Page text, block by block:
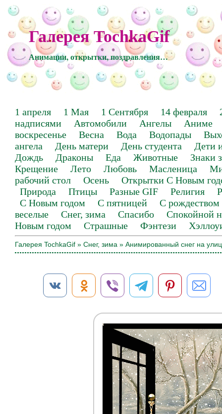
Галерея TochkaGif
Анимации, открытки, поздравления…
1 апреля 1 Мая 1 Сентября 14 февраля
надписями
Автомобили Ангелы
Аниме
воскресенье
Весна Вода Водопады
ангела
День матери День студента
Дети
Дождь
Драконы Еда Животные
Знаки
Крещение
Лето Любовь Масленица
рабочий стол
Осень
Открытки С Новым
Природа
Птицы Разные GIF Религия
С Новым годом
С пятницей
С рождеством
веселые
Снег, зима Спасибо
Спокойной
Новым годом
Страшные Фэнтези
Галерея TochkaGif » Снег, зима » Анимированный снег на